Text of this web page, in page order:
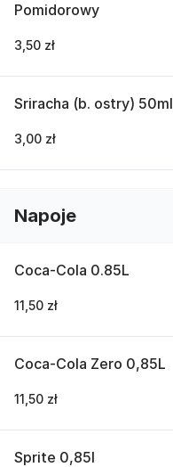
Pomidorowy
3,50 zł
Sriracha (b. ostry) 50ml
3,00 zł
Napoje
Coca-Cola 0.85L
11,50 zł
Coca-Cola Zero 0,85L
11,50 zł
Sprite 0,85l